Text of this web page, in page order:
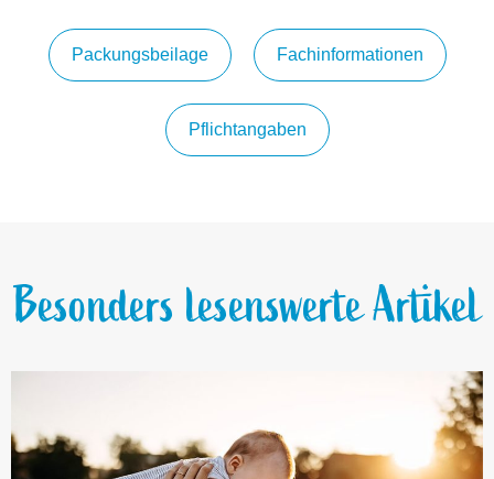
Packungsbeilage Fachinformationen
Pflichtangaben
Besonders lesenswerte Artikel